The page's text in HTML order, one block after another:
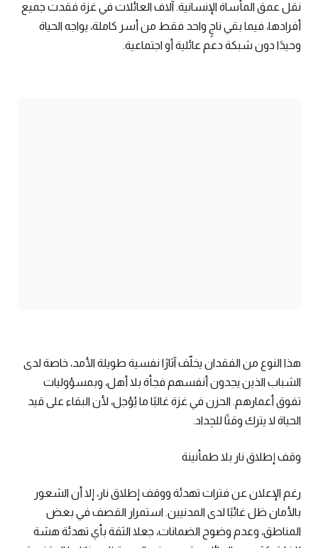
نقل عمق المأساة الإنسانية. آلاف العائلات في غزة فقدت جميع
أفرادها، فيما بقي ناجٍ واحد فقط من أسر كاملة، يواجه الحياة
وحيدًا دون شبكة دعم عائلية أو اجتماعية.
هذا النوع من الفقدان يخلّف آثارًا نفسية طويلة الأمد، خاصة لدى
الشباب الذين يجدون أنفسهم فجأة بلا أهل، وبمسؤوليات
تفوق أعمارهم. الحزن في غزة غالبًا ما يُؤجل، لأن البقاء على قيد
الحياة لا يترك وقتًا للحِداد.
وقف إطلاق نار بلا طمأنينة
رغم الإعلان عن فترات تهدئة ووقف إطلاق نار، إلا أن الشعور
بالأمان ظل غائبًا لدى المدنيين. استمرار القصف في بعض
المناطق، وعدم وضوح الضمانات، جعلا الثقة بأي تهدئة هشة